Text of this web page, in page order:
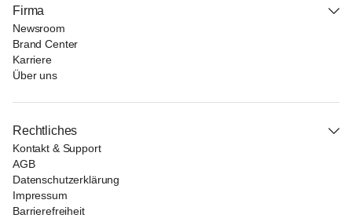
Firma
Newsroom
Brand Center
Karriere
Über uns
Rechtliches
Kontakt & Support
AGB
Datenschutzerklärung
Impressum
Barrierefreiheit